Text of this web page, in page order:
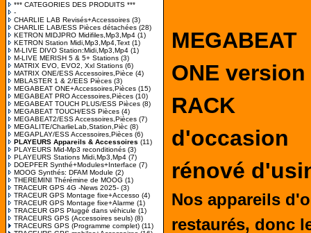
*** CATEGORIES DES PRODUITS ***
-
CHARLIE LAB Revisés+Accessoires (3)
CHARLIE LAB/ESS Pièces détachées (28)
KETRON MIDJPRO Midifiles,Mp3,Mp4 (1)
KETRON Station Midi,Mp3,Mp4,Text (1)
M-LIVE DIVO Station:Midi,Mp3,Mp4 (1)
M-LIVE MERISH 5 & 5+ Stations (3)
MATRIX EVO, EVO2, Xxl Stations (6)
MATRIX ONE/ESS Accessoires,Pièce (4)
MBLASTER 1 & 2/EES Pièces (3)
MEGABEAT ONE+Accessoires,Pièces (15)
MEGABEAT PRO Accessoires,Pièces (10)
MEGABEAT TOUCH PLUS/ESS Pièces (8)
MEGABEAT TOUCH/ESS Pièces (4)
MEGABEAT2/ESS Accessoires,Pièces (7)
MEGALITE/CharlieLab,Station,Pièc (8)
MEGAPLAY/ESS Accessoires,Pièces (6)
PLAYEURS Appareils & Accessoires (11)
PLAYEURS Mid-Mp3 reconditionés (3)
PLAYEURS Stations Midi,Mp3,Mp4 (7)
DOEPFER Synthé+Modules+Interface (7)
MOOG Synthés: DFAM Module (2)
THEREMINI Thérémine de MOOG (1)
TRACEUR GPS 4G -News 2025- (3)
TRACEUR GPS Montage fixe+Accesso (4)
TRACEUR GPS Montage fixe+Alarme (1)
TRACEUR GPS Pluggé dans véhicule (1)
TRACEURS GPS (Accessoires seuls) (8)
TRACEURS GPS (Programme complet) (11)
MEGABEAT
ONE version
RACK
d'occasion
rénové
Nos appareils
restaurés, donc